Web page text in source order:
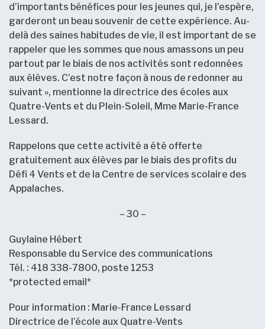
d’importants bénéfices pour les jeunes qui, je l’espère,
garderont un beau souvenir de cette expérience. Au-
delà des saines habitudes de vie, il est important de se
rappeler que les sommes que nous amassons un peu
partout par le biais de nos activités sont redonnées
aux élèves. C’est notre façon à nous de redonner au
suivant », mentionne la directrice des écoles aux
Quatre-Vents et du Plein-Soleil, Mme Marie-France
Lessard.
Rappelons que cette activité a été offerte
gratuitement aux élèves par le biais des profits du
Défi 4 Vents et de la Centre de services scolaire des
Appalaches.
– 30 –
Guylaine Hébert
Responsable du Service des communications
Tél. : 418 338-7800, poste 1253
*protected email*
Pour information : Marie-France Lessard
Directrice de l’école aux Quatre-Vents